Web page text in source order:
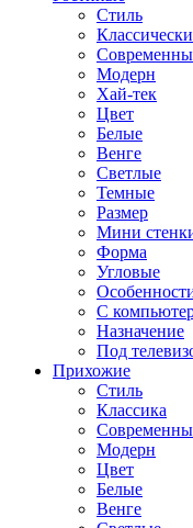
Стиль
Модерн
Хай-тек
Цвет
Белые
Венге
Светлые
Темные
Размер
Мини
Форма
Угловые
С
Назначение
Под
Прихожие
Стиль
Классика
Модерн
Цвет
Белые
Венге